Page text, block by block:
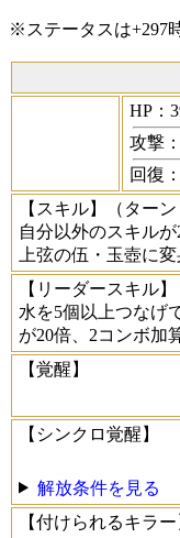
※ステータスは+297
HP：
攻撃
回復
【スキル】
（ターン
自分以外のスキルが
上弦の伍・玉壺に変
【リーダースキル】
水を5個以上つなげ
が20倍、2コンボ加
【覚醒】
【シンクロ覚醒】
解放条件を見る
【付けられるキラー